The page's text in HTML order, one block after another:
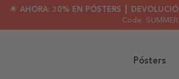
🌟 AHORA: 30% EN PÓSTERS ┃
Code:
Pósters